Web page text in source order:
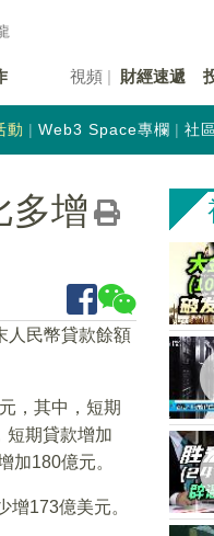
視頻 財經速遞
動 Web3 Space專欄 社
多增
人民幣貸款餘額
，其中，短期
短期貸款增加
加180億元。
173億美元。